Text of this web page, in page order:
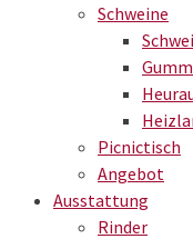
Schweine
Picnictisch
Angebot
Ausstattung
Rinder